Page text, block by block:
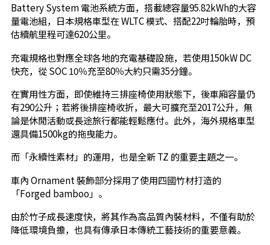
Battery System 電池系統方面，搭載總容量95.82kWh的大容
量電池組，日本規格車型在 WLTC 模式、搭配22吋輪胎時，預
估續航里程可達620公里。
充電規格也對應全球各地的充電基礎設施，若使用150kW DC
快充，從 SOC 10％充至80％大約只需35分鐘。
在實用性方面，即使維持三排座椅使用狀態下，後車廂容量仍
有290公升；若將後排座椅收折，最大可擴充至2017公升，無
論是休閒活動或長途旅行都能輕鬆應付。此外，海外規格車型
還具備1500kg的拖曳能力。
而「永續性素材」的運用，也是全新 TZ 的重要主題之一。
車內 Ornament 裝飾部分採用了使用四國竹材打造的
「Forged bamboo」。
由於竹子成長速度快，將其作為高品質內裝材料，不僅有助於
降低環境負擔，也具有傳承日本傳統工藝技術的重要意義。